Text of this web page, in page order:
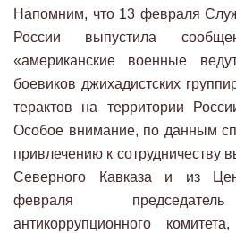
Напомним, что 13 февраля
России выпустила
«американские военные
боевиков джихадистских
терактов на территории
Особое внимание, по данным
привлечению к сотрудничеству
Северного Кавказа и из
февраля
антикоррупционного